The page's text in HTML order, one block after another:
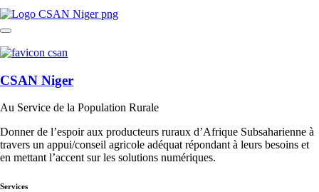
CSAN Niger
Au Service de la Population Rurale
Donner de l’espoir aux producteurs ruraux d’Afrique Subsaharienne à
travers un appui/conseil agricole adéquat répondant à leurs besoins et
en mettant l’accent sur les solutions numériques.
Services